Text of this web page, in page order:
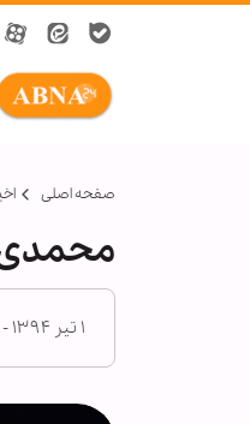
صفحه اصلی
محمدی
۱ تیر ۱۳۹۴ - ۰۶:۴۰